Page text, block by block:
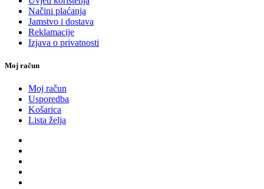
Načini plaćanja
Jamstvo i dostava
Reklamacije
Izjava o privatnosti
Moj račun
Moj račun
Usporedba
Košarica
Lista želja